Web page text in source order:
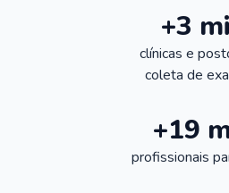
+3
clínicas e
coleta de
+19
profissionais